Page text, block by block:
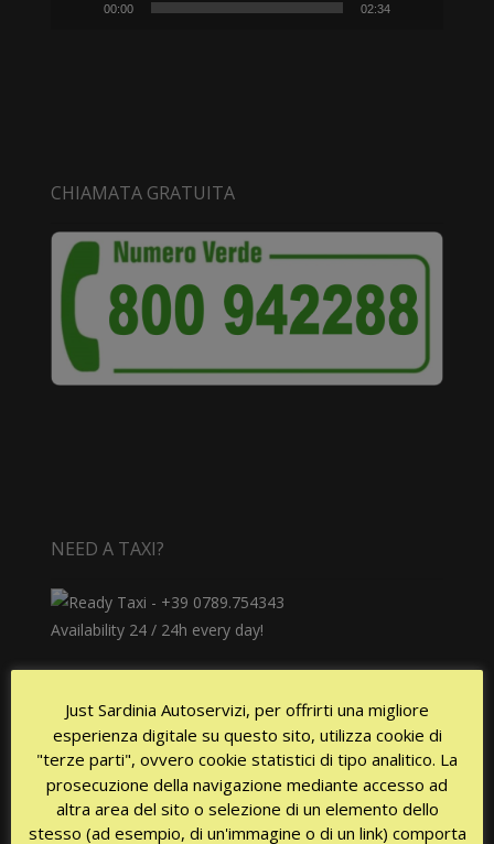
00:00 02:34
CHIAMATA GRATUITA
NEED A TAXI?
Availability 24 / 24h every day!
CERTIFICATIONS
Just Sardinia Autoservizi, per offrirti una migliore
esperienza digitale su questo sito, utilizza cookie di
"terze parti", ovvero cookie statistici di tipo analitico. La
prosecuzione della navigazione mediante accesso ad
altra area del sito o selezione di un elemento dello
stesso (ad esempio, di un'immagine o di un link) comporta